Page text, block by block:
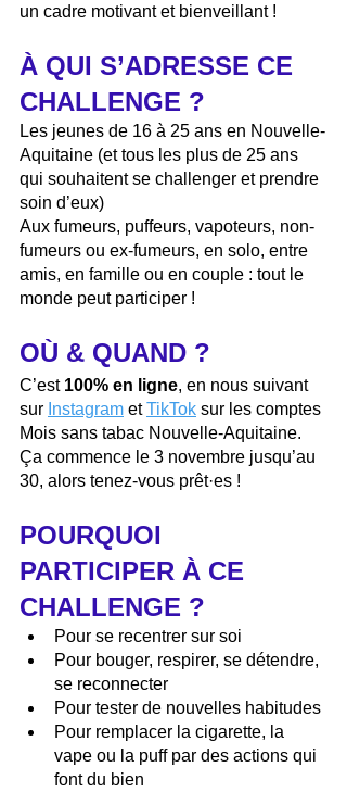
un cadre motivant et bienveillant !
À QUI S’ADRESSE CE
CHALLENGE ?
Les jeunes de 16 à 25 ans en Nouvelle-
Aquitaine (et tous les plus de 25 ans
qui souhaitent se challenger et prendre
soin d’eux)
Aux fumeurs, puffeurs, vapoteurs, non-
fumeurs ou ex-fumeurs, en solo, entre
amis, en famille ou en couple : tout le
monde peut participer !
OÙ & QUAND ?
C’est 100% en ligne, en nous suivant
sur Instagram et TikTok sur les comptes
Mois sans tabac Nouvelle-Aquitaine.
Ça commence le 3 novembre jusqu’au
30, alors tenez-vous prêt·es !
POURQUOI
PARTICIPER À CE
CHALLENGE ?
Pour se recentrer sur soi
Pour bouger, respirer, se détendre,
se reconnecter
Pour tester de nouvelles habitudes
Pour remplacer la cigarette, la
vape ou la puff par des actions qui
font du bien